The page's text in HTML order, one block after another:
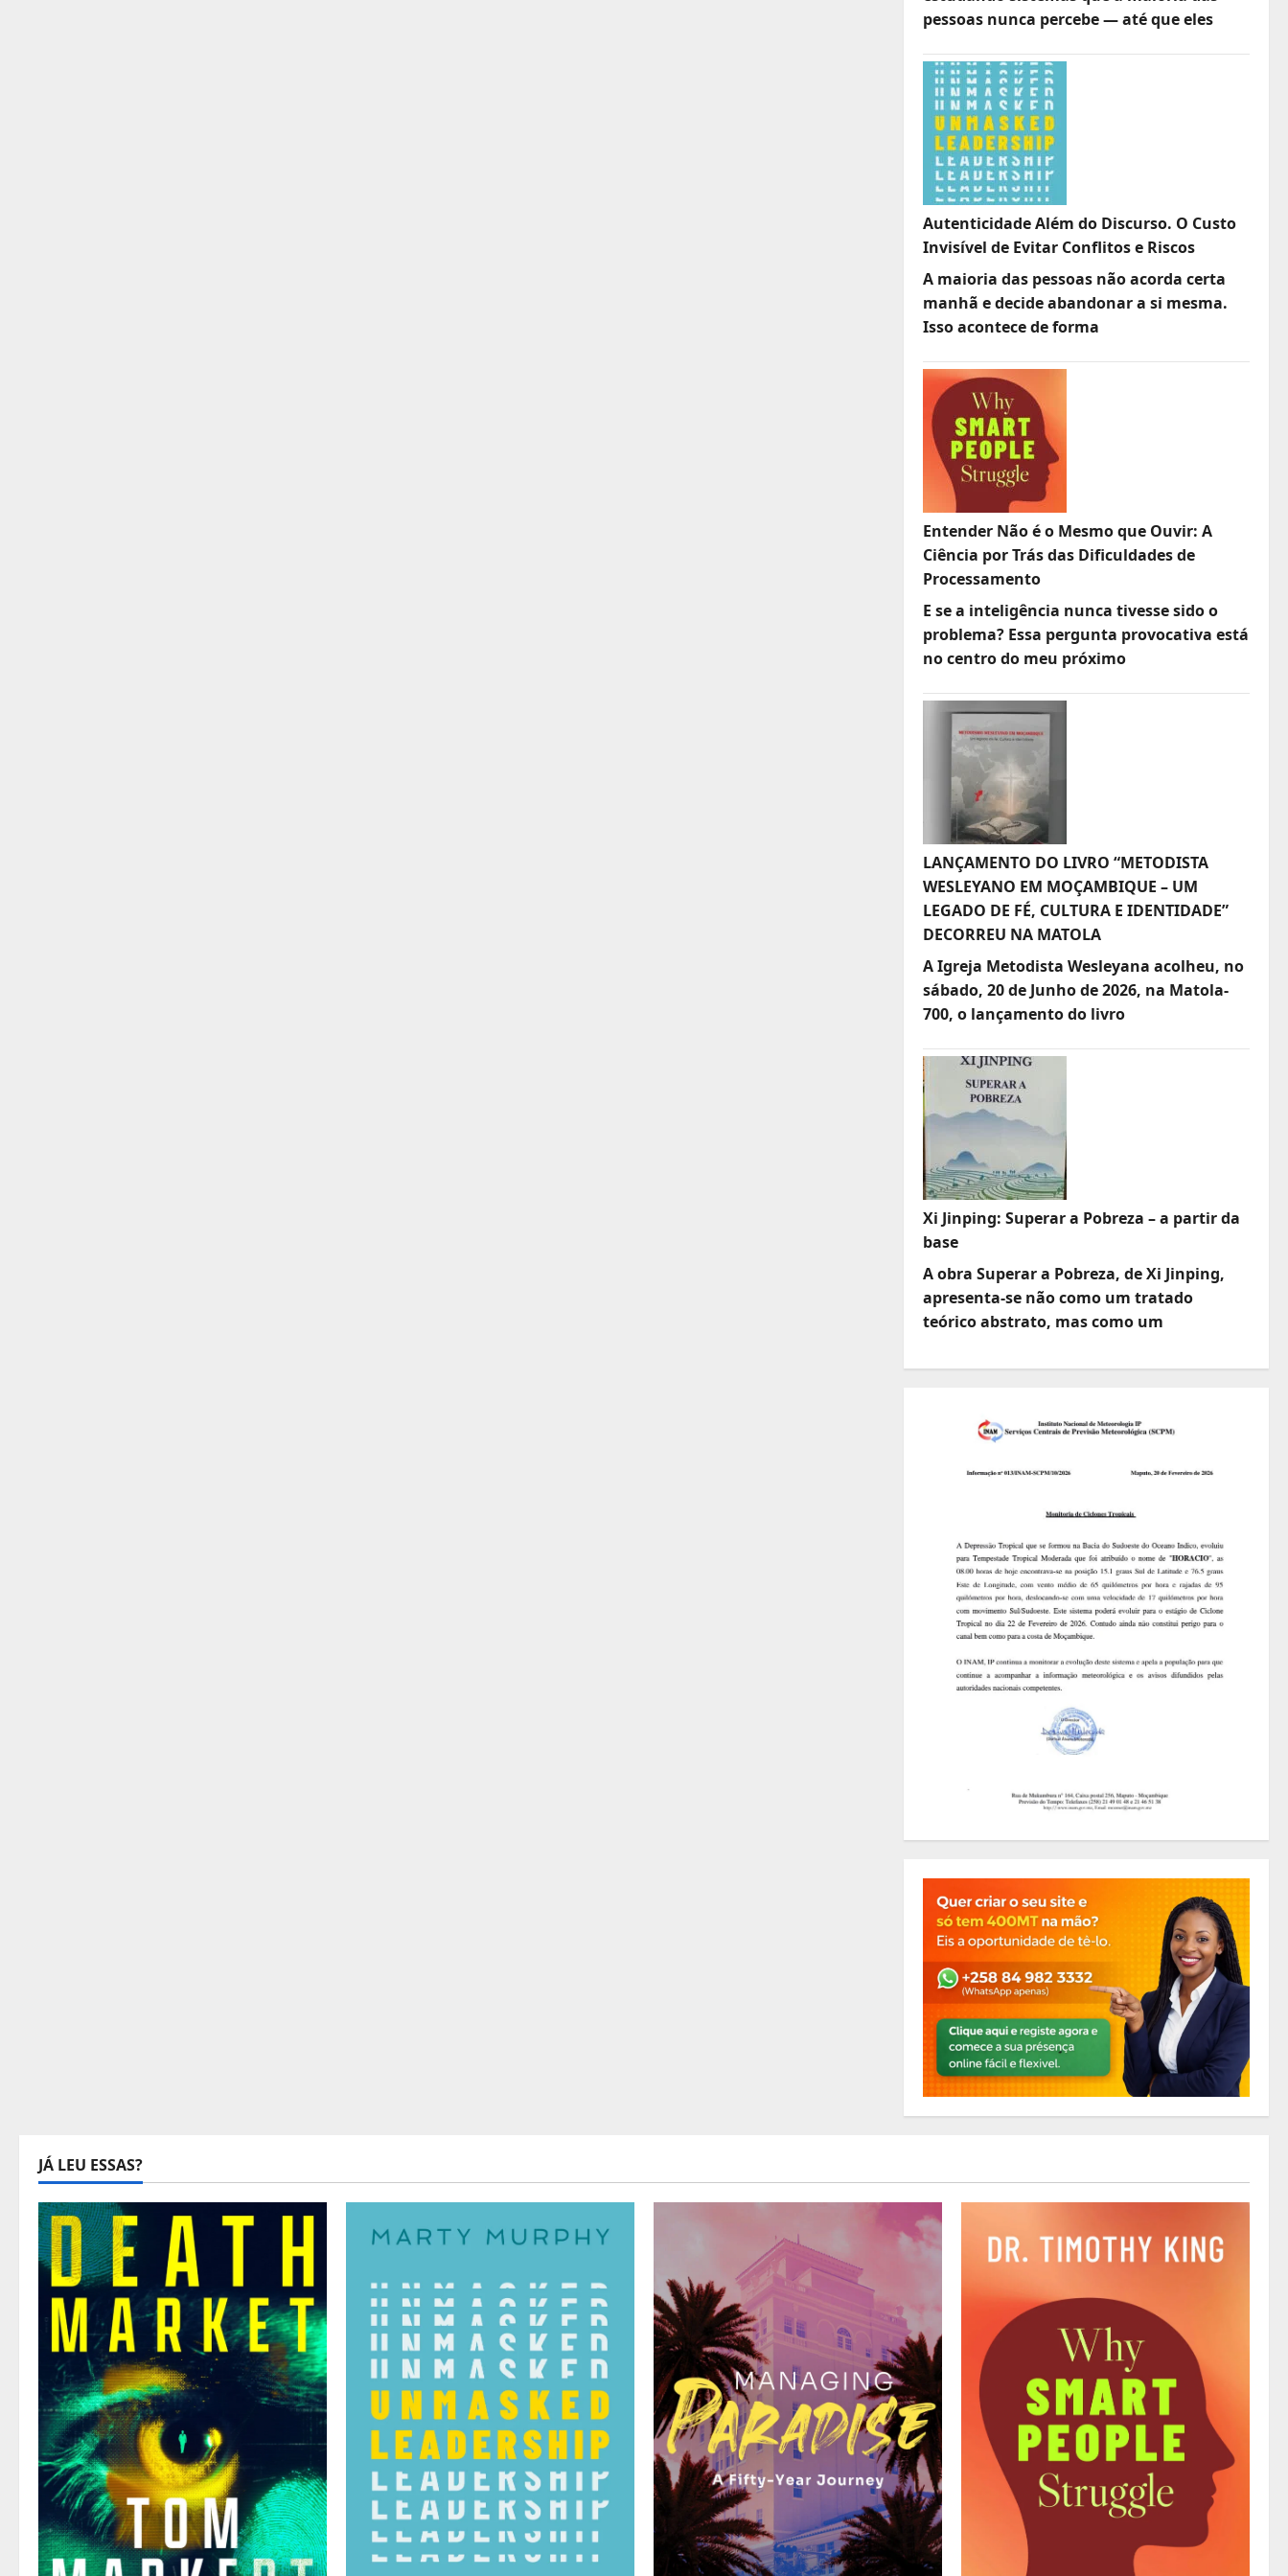
pessoas nunca percebe — até que eles
Autenticidade Além do Discurso. O Custo
Invisível de Evitar Conflitos e Riscos
A maioria das pessoas não acorda certa
manhã e decide abandonar a si mesma.
Isso acontece de forma
Entender Não é o Mesmo que Ouvir: A
Ciência por Trás das Dificuldades de
Processamento
E se a inteligência nunca tivesse sido o
problema? Essa pergunta provocativa está
no centro do meu próximo
LANÇAMENTO DO LIVRO “METODISTA
WESLEYANO EM MOÇAMBIQUE – UM
LEGADO DE FÉ, CULTURA E IDENTIDADE”
DECORREU NA MATOLA
A Igreja Metodista Wesleyana acolheu, no
sábado, 20 de Junho de 2026, na Matola-
700, o lançamento do livro
Xi Jinping: Superar a Pobreza – a partir da
base
A obra Superar a Pobreza, de Xi Jinping,
apresenta-se não como um tratado
teórico abstrato, mas como um
JÁ LEU ESSAS?